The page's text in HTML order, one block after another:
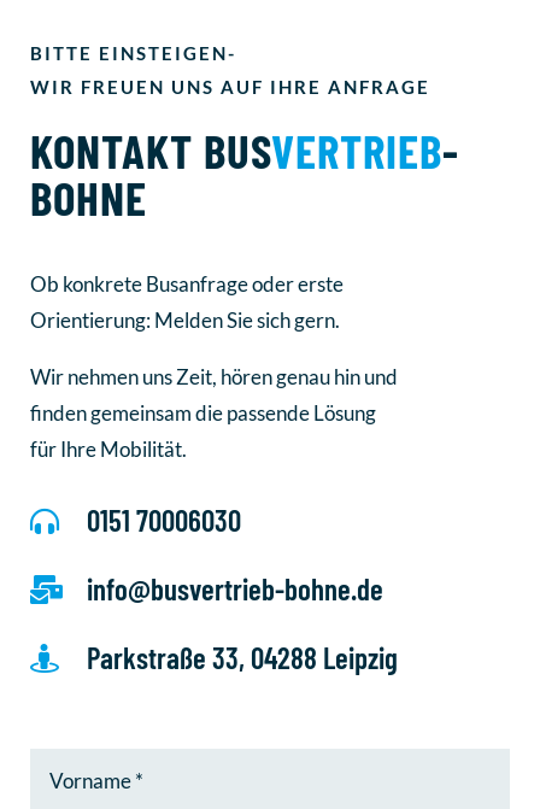
BITTE EINSTEIGEN-
WIR FREUEN UNS AUF IHRE ANFRAGE
KONTAKT BUSVERTRIEB-
BOHNE
Ob konkrete Busanfrage oder erste
Orientierung: Melden Sie sich gern.
Wir nehmen uns Zeit, hören genau hin und
finden gemeinsam die passende Lösung
für Ihre Mobilität.
 0151 70006030
 info@busvertrieb-bohne.de
 Parkstraße 33, 04288 Leipzig